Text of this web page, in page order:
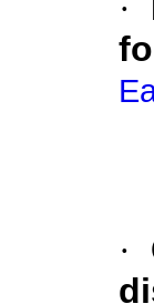
·
·